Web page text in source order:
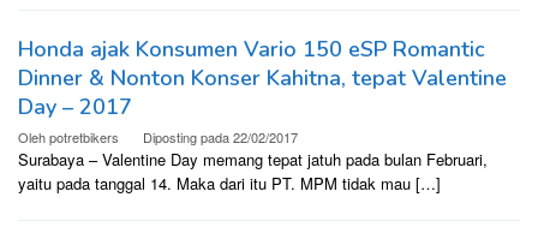
Honda ajak Konsumen Vario 150 eSP Romantic
Dinner & Nonton Konser Kahitna, tepat Valentine
Day – 2017
Olehpotretbikers Diposting pada22/02/2017
Surabaya – Valentine Day memang tepat jatuh pada bulan Februari,
yaitu pada tanggal 14. Maka dari itu PT. MPM tidak mau […]